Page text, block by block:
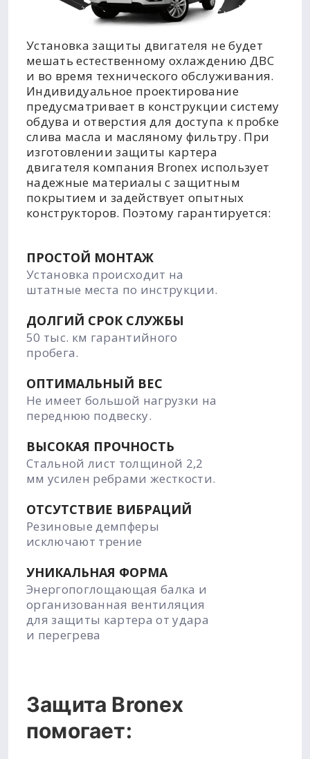
Установка защиты двигателя не будет
мешать естественному охлаждению ДВС
и во время технического обслуживания.
Индивидуальное проектирование
предусматривает в конструкции систему
обдува и отверстия для доступа к пробке
слива масла и масляному фильтру. При
изготовлении защиты картера
двигателя компания Bronex использует
надежные материалы с защитным
покрытием и задействует опытных
конструкторов. Поэтому гарантируется:
ПРОСТОЙ МОНТАЖ
Установка происходит на
штатные места по инструкции.
ДОЛГИЙ СРОК СЛУЖБЫ
50 тыс. км гарантийного
пробега.
ОПТИМАЛЬНЫЙ ВЕС
Не имеет большой нагрузки на
переднюю подвеску.
ВЫСОКАЯ ПРОЧНОСТЬ
Стальной лист толщиной 2,2
мм усилен ребрами жесткости.
ОТСУТСТВИЕ ВИБРАЦИЙ
Резиновые демпферы
исключают трение
УНИКАЛЬНАЯ ФОРМА
Энергопоглощающая балка и
организованная вентиляция
для защиты картера от удара
и перегрева
Защита Bronex
помогает: